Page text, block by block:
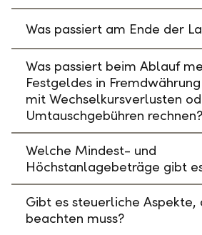
Was passiert am Ende der
Was passiert beim Ablauf
Festgeldes in
mit Wechselkursverlusten
Umtauschgebühren rechnen?
Welche Mindest- und
Höchstanlagebeträge gibt
Gibt es steuerliche Aspekte,
beachten muss?